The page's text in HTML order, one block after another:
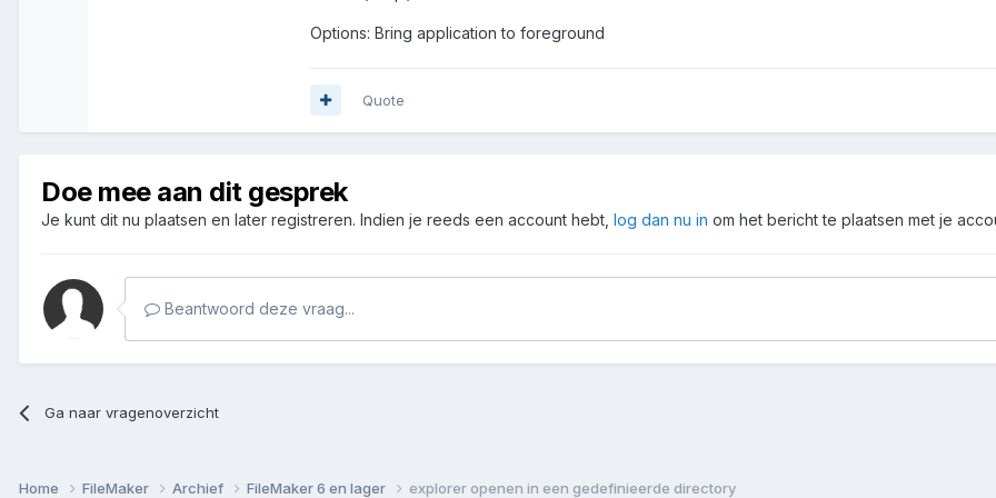
Options: Bring application to foreground
Quote
Doe mee aan dit gesprek
Je kunt dit nu plaatsen en later registreren. Indien je reeds een account hebt, log dan nu in om het bericht te plaatsen met je
Beantwoord deze vraag...
Ga naar vragenoverzicht
Home FileMaker Archief FileMaker 6 en lager explorer openen in een gedefinieerde directory